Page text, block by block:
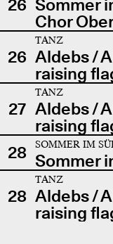
26 Sommer
Chor
26
TANZ
Aldebs /
raising
27
TANZ
Aldebs /
raising
28
SOMMER IM
Sommer
28
TANZ
Aldebs /
raising